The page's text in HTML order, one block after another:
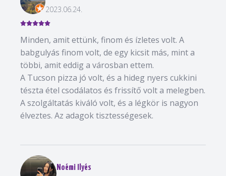
2023.06.24.
Minden, amit ettünk, finom és ízletes volt. A
babgulyás finom volt, de egy kicsit más, mint a
többi, amit eddig a városban ettem.
A Tucson pizza jó volt, és a hideg nyers cukkini
tészta étel csodálatos és frissítő volt a melegben.
A szolgáltatás kiváló volt, és a légkör is nagyon
élveztes. Az adagok tisztességesek.
Noémi Ilyés